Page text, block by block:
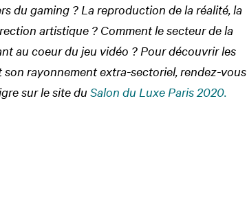
du gaming ? La reproduction de la réalité, la
artistique ? Comment le secteur de la
au coeur du jeu vidéo ? Pour découvrir les
son rayonnement extra-sectoriel, rendez-vous
sur le site duSalon du Luxe Paris 2020.